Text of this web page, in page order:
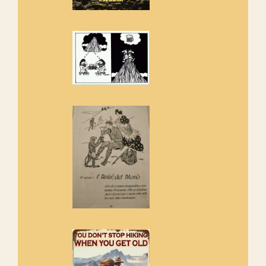
Els Centpeus estem implicats
de l'entorn de Sant Aniol